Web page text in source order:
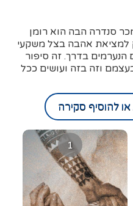
סנדרה הבה הוא רומן
למציאת אהבה בצל משקעי
בדרך. זה סיפור
וזה בזה ועושים ככל
להוסיף סקירה
1